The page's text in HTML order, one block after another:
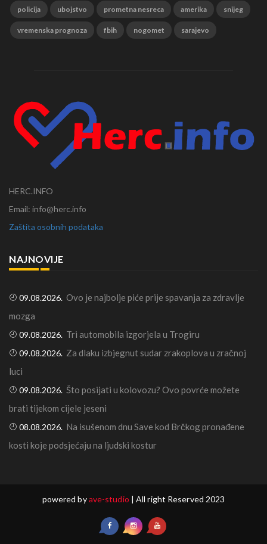
policija ubojstvo prometna nesreca amerika snijeg
vremenska prognoza fbih nogomet sarajevo
HERC.INFO
Email: info@herc.info
Zaštita osobnih podataka
NAJNOVIJE
09.08.2026. Ovo je najbolje piće prije spavanja za zdravlje
mozga
09.08.2026. Tri automobila izgorjela u Trogiru
09.08.2026. Za dlaku izbjegnut sudar zrakoplova u zračnoj
luci
09.08.2026. Što posijati u kolovozu? Ovo povrće možete
brati tijekom cijele jeseni
08.08.2026. Na isušenom dnu Save kod Brčkog pronađene
kosti koje podsjećaju na ljudski kostur
powered byave-studio | All right Reserved 2023